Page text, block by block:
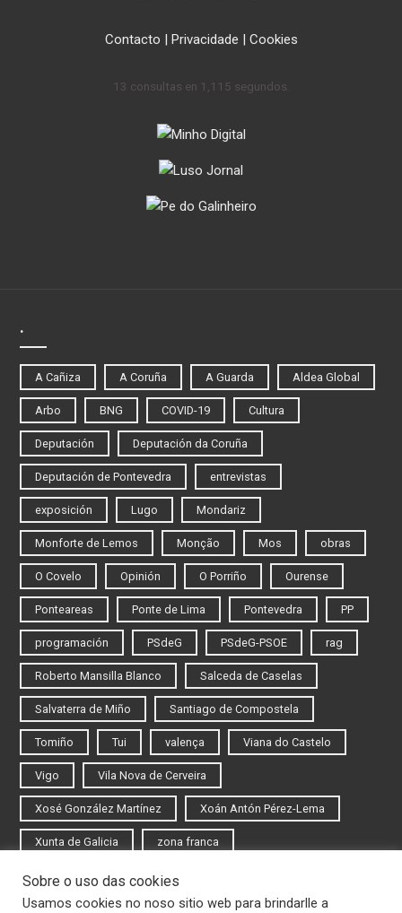
Contacto | Privacidade | Cookies
13 consultas en 1,115 segundos.
.
A Cañiza A Coruña A Guarda Aldea Global
Arbo BNG COVID-19 Cultura
Deputación Deputación da Coruña
Deputación de Pontevedra entrevistas
exposición Lugo Mondariz
Monforte de Lemos Monção Mos obras
O Covelo Opinión O Porriño Ourense
Ponteareas Ponte de Lima Pontevedra PP
programación PSdeG PSdeG-PSOE rag
Roberto Mansilla Blanco Salceda de Caselas
Salvaterra de Miño Santiago de Compostela
Tomiño Tui valença Viana do Castelo
Vigo Vila Nova de Cerveira
Xosé González Martínez Xoán Antón Pérez-Lema
Xunta de Galicia zona franca
Iniciar sesión
Sobre o uso das cookies
Usamos cookies no noso sitio web para brindarlle a